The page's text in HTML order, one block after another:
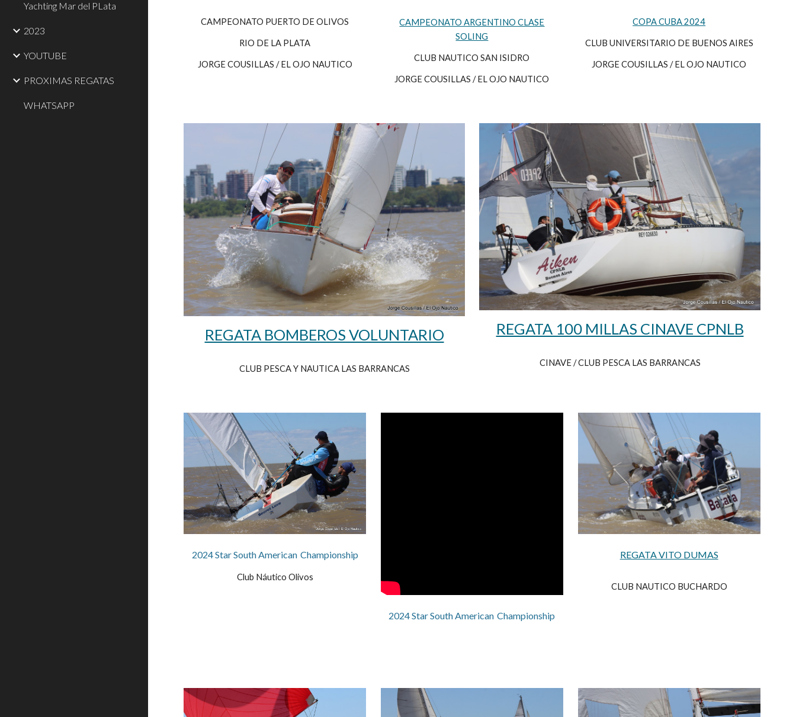
Yachting Mar del PLata
2023
YOUTUBE
PROXIMAS REGATAS
WHATSAPP
CAMPEONATO PUERTO DE OLIVOS
RIO DE LA PLATA
JORGE COUSILLAS / EL OJO NAUTICO
CAMPEONATO ARGENTINO CLASE
SOLING
CLUB NAUTICO SAN ISIDRO
JORGE COUSILLAS / EL OJO NAUTICO
COPA CUBA 2024
CLUB UNIVERSITARIO DE BUENOS AIRES
JORGE COUSILLAS / EL OJO NAUTICO
REGATA BOMBEROS VOLUNTARIO
CLUB PESCA Y NAUTICA LAS BARRANCAS
REGATA 100 MILLAS CINAVE CPNLB
CINAVE / CLUB PESCA LAS BARRANCAS
2024 Star South American Championship
Club Náutico Olivos
2024 Star South American Championship
REGATA VITO DUMAS
CLUB NAUTICO BUCHARDO